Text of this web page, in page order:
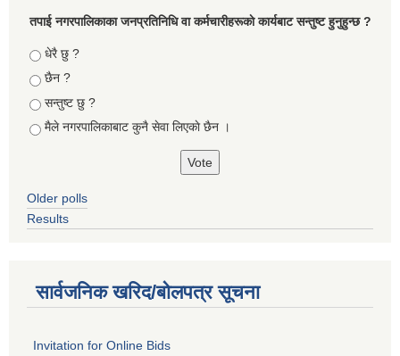
तपा‌ई नगरपालिकाका जनप्रतिनिधि वा कर्मचारीहरूकाे कार्यबाट सन्तुष्ट हुनुहुन्छ ?
Choices
धेरै छु ?
छैन ?
सन्तुष्ट छु ?
मैले नगरपालिकाबाट कुनै सेवा लिएकाे छैन ।
Older polls
Results
सार्वजनिक खरिद/बोलपत्र सूचना
Invitation for Online Bids